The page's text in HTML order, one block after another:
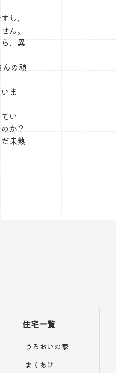
し、
ん。
、異
の頑
ま
い
か？
未熟
住宅一覧
うるおいの家
まくあけ